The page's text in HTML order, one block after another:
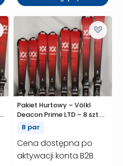
Pakiet Hurtowy – Völkl
Deacon Prime LTD – 8 szt.
(P01698)
8 par
Cena dostępna po
aktywacji konta B2B